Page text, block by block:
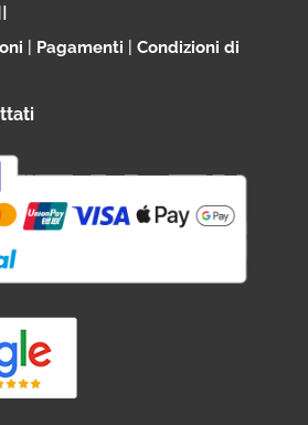
Pagamenti
Condizioni di